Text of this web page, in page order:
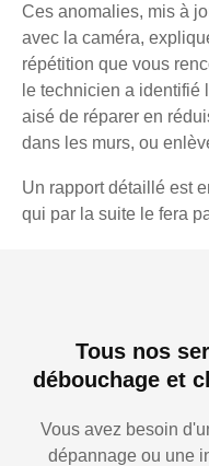
Ces anomalies, mis à
avec la caméra,
répétition que vous
le technicien a
aisé de réparer en
dans les murs, ou
Un rapport détaillé est
qui par la suite le fera
Tous nos
débouchage et
Vous avez besoin
dépannage ou une